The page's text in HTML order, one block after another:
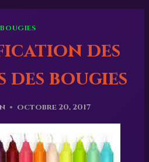
BOUGIES
des
bougies
octobre 20, 2017